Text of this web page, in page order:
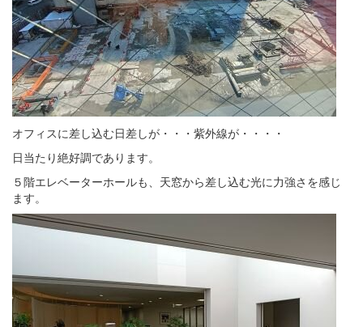
オフィスに差し込む日差しが・・・紫外線が・・・・
日当たり絶好調であります。
５階エレベーターホールも、天窓から差し込む光に力強さを感じ
ます。